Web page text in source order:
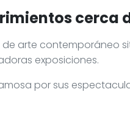
cerca
de arte contemporáneo
exposiciones.
por sus